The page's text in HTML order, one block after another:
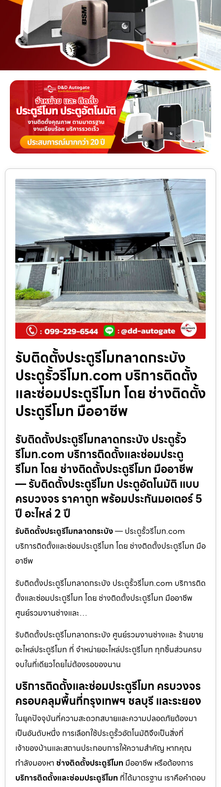
รับติดตั้งประตูรีโมทลาดกระบัง
ประตูรั้วรีโมท.com บริการติดตั้ง
และซ่อมประตูรีโมท โดย ช่างติดตั้ง
ประตูรีโมท มืออาชีพ
รับติดตั้งประตูรีโมทลาดกระบัง ประตูรั้ว
รีโมท.com บริการติดตั้งและซ่อมประตู
รีโมท โดย ช่างติดตั้งประตูรีโมท มืออาชีพ
— รับติดตั้งประตูรีโมท ประตูอัตโนมัติ แบบ
ครบวงจร ราคาถูก พร้อมประกันมอเตอร์ 5
ปี อะไหล่ 2 ปี
รับติดตั้งประตูรีโมทลาดกระบัง— ประตูรั้วรีโมท.com
บริการติดตั้งและซ่อมประตูรีโมท โดย ช่างติดตั้งประตูรีโมท มือ
อาชีพ
รับติดตั้งประตูรีโมทลาดกระบัง ประตูรั้วรีโมท.com บริการติด
ตั้งและซ่อมประตูรีโมท โดย ช่างติดตั้งประตูรีโมท มืออาชีพ
ศูนย์รวมงานช่างและ…
รับติดตั้งประตูรีโมทลาดกระบัง ศูนย์รวมงานช่างและ ร้านขาย
อะไหล่ประตูรีโมท ที่ จำหน่ายอะไหล่ประตูรีโมท ทุกชิ้นส่วนครบ
จบในที่เดียวโดยไม่ต้องรอของนาน
บริการติดตั้งและซ่อมประตูรีโมท ครบวงจร
ครอบคลุมพื้นที่กรุงเทพฯ ชลบุรี และระยอง
ในยุคปัจจุบันที่ความสะดวกสบายและความปลอดภัยต้องมา
เป็นอันดับหนึ่ง การเลือกใช้ประตูรั้วอัตโนมัติจึงเป็นสิ่งที่
เจ้าของบ้านและสถานประกอบการให้ความสำคัญ หากคุณ
กำลังมองหา ช่างติดตั้งประตูรีโมท มืออาชีพ หรือต้องการ
บริการติดตั้งและซ่อมประตูรีโมท ที่ได้มาตรฐาน เราคือคำตอบ